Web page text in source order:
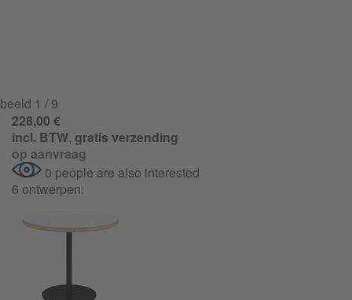
beeld 1 / 9
228,00 €
incl. BTW, gratis verzending
op aanvraag
0 people are also interested
6 ontwerpen: